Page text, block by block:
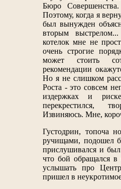
Бюро
Поэтому, когда я
был вынужден
вторым
котелок мне не
очень строгие
может стоить
рекомендации
Но я не слишком
Роста - это совсем
издержках и
перекрестился,
Извиняюсь. Мне,
Густодрин, топоча
ручищами, подошел
прислушивался и
что бой обращался
услышать про
пришел в